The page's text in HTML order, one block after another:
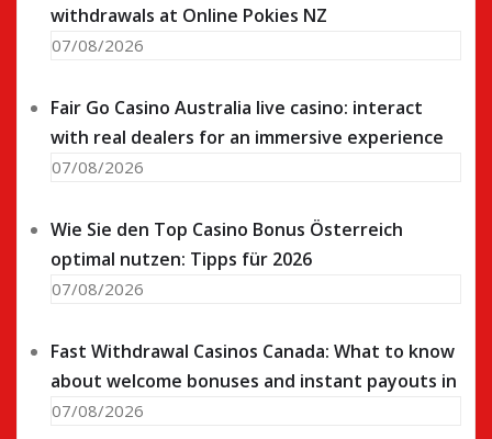
withdrawals at Online Pokies NZ
07/08/2026
Fair Go Casino Australia live casino: interact
with real dealers for an immersive experience
07/08/2026
Wie Sie den Top Casino Bonus Österreich
optimal nutzen: Tipps für 2026
07/08/2026
Fast Withdrawal Casinos Canada: What to know
about welcome bonuses and instant payouts in
07/08/2026